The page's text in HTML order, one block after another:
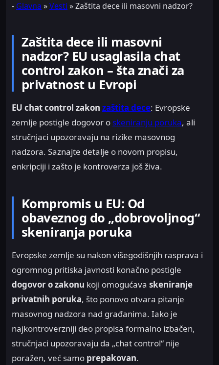
- Glavna »Vesti »Zaštita dece ili masovni nadzor?
Zaštita dece ili masovni
nadzor? EU usaglasila chat
control zakon – šta znači za
privatnost u Evropi
EU chat control zakon zaštita dece: Evropske
zemlje postigle dogovor o skeniranju poruka, ali
stručnjaci upozoravaju na rizike masovnog
nadzora. Saznajte detalje o novom propisu,
enkripciji i zašto je kontroverza još živa.
Kompromis u EU: Od
obaveznog do „dobrovoljnog“
skeniranja poruka
Evropske zemlje su nakon višegodišnjih rasprava i
ogromnog pritiska javnosti konačno postigle
dogovor o zakonu koji omogućava skeniranje
privatnih poruka, što ponovo otvara pitanje
masovnog nadzora nad građanima. Iako je
najkontroverzniji deo propisa formalno izbačen,
stručnjaci upozoravaju da „chat control“ nije
poražen, već samo prepakovan.